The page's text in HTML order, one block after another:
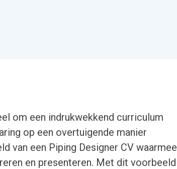
om een indrukwekkend curriculum
op een overtuigende manier
van een Piping Designer CV waarmee
en presenteren. Met dit voorbeeld